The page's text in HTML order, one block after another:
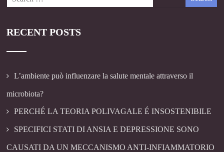
RECENT POSTS
L’ambiente può influenzare la salute mentale attraverso il
microbiota?
PERCHÉ LA TEORIA POLIVAGALE É INSOSTENIBILE
SPECIFICI STATI DI ANSIA E DEPRESSIONE SONO
CAUSATI DA UN MECCANISMO ANTI-INFIAMMATORIO